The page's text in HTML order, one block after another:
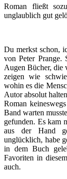
Roman fließt
unglaublich gut
Du merkst schon,
von Peter Prange.
Augen Bücher, die
zeigen wie
wohin es die
Autor absolut
Roman
Band warten
gefunden. Es kam
aus der Hand
unglücklich, habe
in dem Buch
Favoriten in
auch.